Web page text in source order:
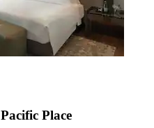
Place